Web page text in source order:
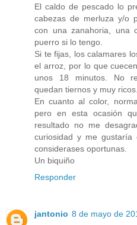
El caldo de pescado lo
cabezas de merluza y/o
con una zanahoria, una
puerro si lo tengo.
Si te fijas, los calamares
el arroz, por lo que
unos 18 minutos. No
quedan tiernos y muy ricos.
En cuanto al color,
pero en esta ocasión
resultado no me
curiosidad y me gustaría
considerases oportunas.
Un biquiño
Responder
jantonio 8 de mayo de